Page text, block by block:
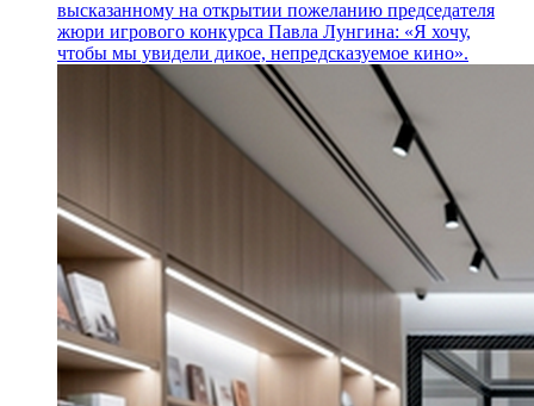
высказанному на открытии пожеланию председателя
жюри игрового конкурса Павла Лунгина: «Я хочу,
чтобы мы увидели дикое, непредсказуемое кино».